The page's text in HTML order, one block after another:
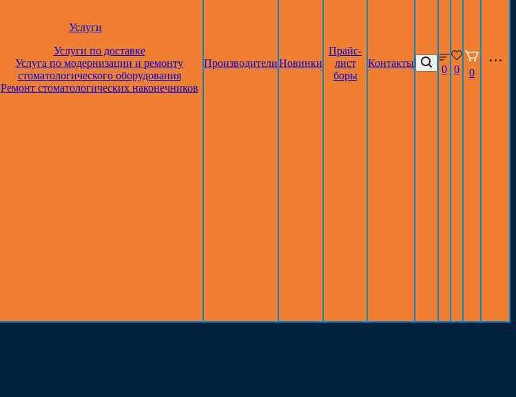
Услуги
Услуги по доставке
Услуга по модернизации и ремонту
стоматологического оборудования
Ремонт стоматологических наконечников
ПроизводителиНовинки
Прайс-
лист
боры
Контакты
0 0 0